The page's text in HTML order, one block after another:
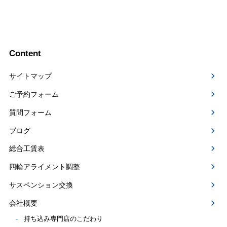
Content
サイトマップ
ご予約フォーム
質問フォーム
ブログ
総合工賃表
四輪アライメント調整
サスペンション交換
会社概要
持ち込み専門店のこだわり